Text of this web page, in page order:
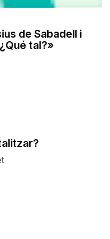
de Sabadell i
tal?»